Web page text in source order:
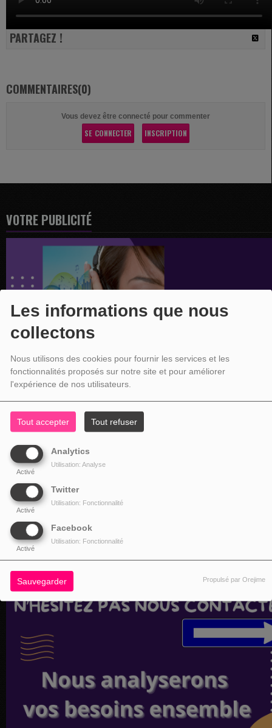
Les informations que nous
collectons
Nous utilisons des cookies pour fournir les services et les
fonctionnalités proposés sur notre site et pour améliorer
l'expérience de nos utilisateurs.
Tout accepter Tout refuser
Analytics
Activé
Utilisation: Analyse
Twitter
Activé
Utilisation: Fonctionnalité
Facebook
Activé
Utilisation: Fonctionnalité
Sauvegarder Propulsé par Orejime
PARTAGEZ !
COMMENTAIRES(0)
Vous devez être connecté pour commenter
SE CONNECTER INSCRIPTION
VOTRE PUBLICITÉ